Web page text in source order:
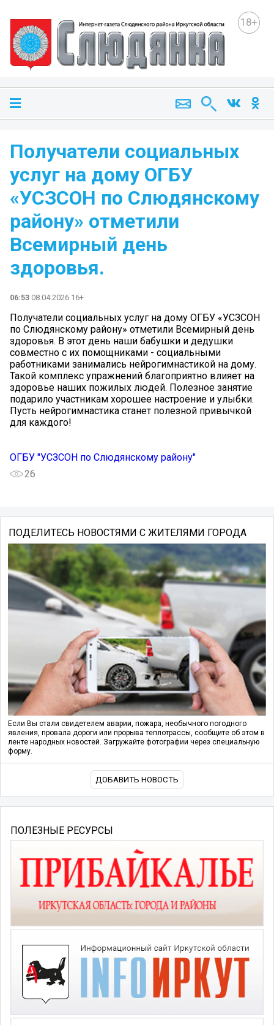
18+
Получатели социальных
услуг на дому ОГБУ
«УСЗСОН по Слюдянскому
району» отметили
Всемирный день
здоровья.
06:53 08.04.2026 16+
Получатели социальных услуг на дому ОГБУ «УСЗСОН
по Слюдянскому району» отметили Всемирный день
здоровья. В этот день наши бабушки и дедушки
совместно с их помощниками - социальными
работниками занимались нейрогимнастикой на дому.
Такой комплекс упражнений благоприятно влияет на
здоровье наших пожилых людей. Полезное занятие
подарило участникам хорошее настроение и улыбки.
Пусть нейрогимнастика станет полезной привычкой
для каждого!
ОГБУ "УСЗСОН по Слюдянскому району"
26
ПОДЕЛИТЕСЬ НОВОСТЯМИ С ЖИТЕЛЯМИ ГОРОДА
Если Вы стали свидетелем аварии, пожара, необычного погодного
явления, провала дороги или прорыва теплотрассы, сообщите об этом в
ленте народных новостей. Загружайте фотографии через специальную
форму.
ДОБАВИТЬ НОВОСТЬ
ПОЛЕЗНЫЕ РЕСУРСЫ